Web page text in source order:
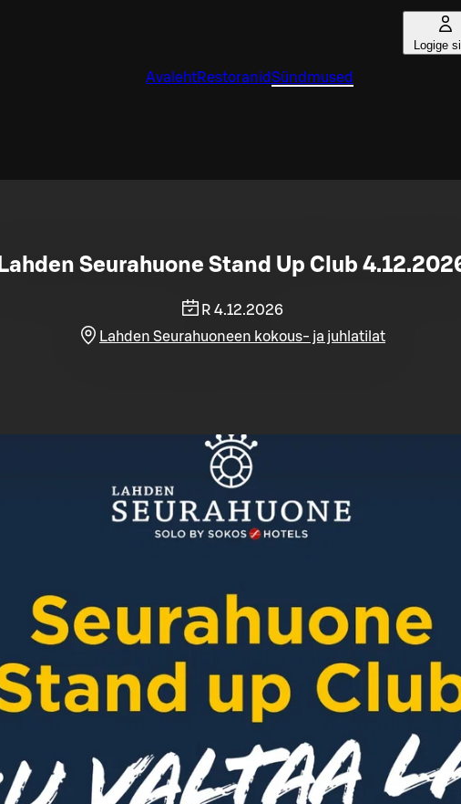
Logige
AvalehtRestoranidSündmused
Lahden Seurahuone Stand Up Club
R 4.12.2026
Lahden Seurahuoneen kokous- ja juhlatilat